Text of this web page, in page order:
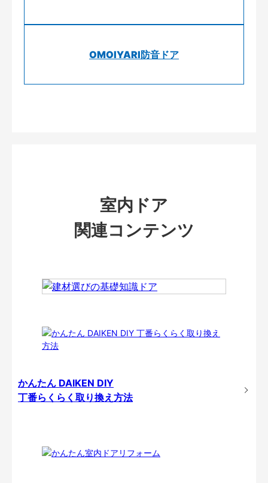
OMOIYARI防音ドア
室内ドア
関連コンテンツ
かんたん DAIKEN DIY
丁番らくらく取り換え方法